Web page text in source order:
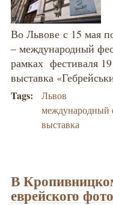
Во Львове с 15 мая
– международный
рамках фестиваля
выставка
Tags:
Львов
международный
выставка
В
еврейского